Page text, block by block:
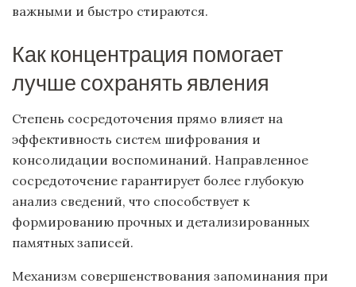
важными и быстро стираются.
Как концентрация помогает
лучше сохранять явления
Степень сосредоточения прямо влияет на
эффективность систем шифрования и
консолидации воспоминаний. Направленное
сосредоточение гарантирует более глубокую
анализ сведений, что способствует к
формированию прочных и детализированных
памятных записей.
Механизм совершенствования запоминания при